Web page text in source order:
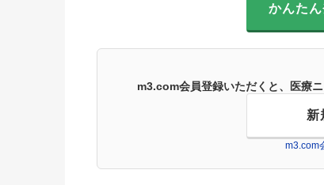
かんた
m3.com会員登録いただくと、医療
新
m3.com